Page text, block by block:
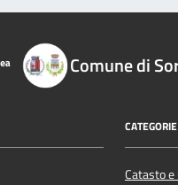
Comune di
Catasto